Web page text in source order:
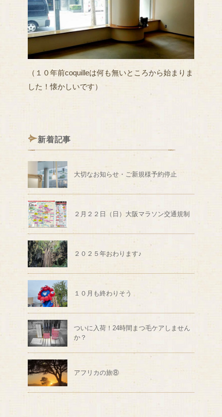
（１０年前coquilleは何も無いところから始まりま
した！懐かしいです）
新着記事
大切なお知らせ・ご新規様予約停止
２月２２日（日）大阪マラソン交通規制
２０２５年おわります♪
１０月も終わりそう
ついに入荷！24時間まつ毛ケアしません
か？
アフリカの旅⑧